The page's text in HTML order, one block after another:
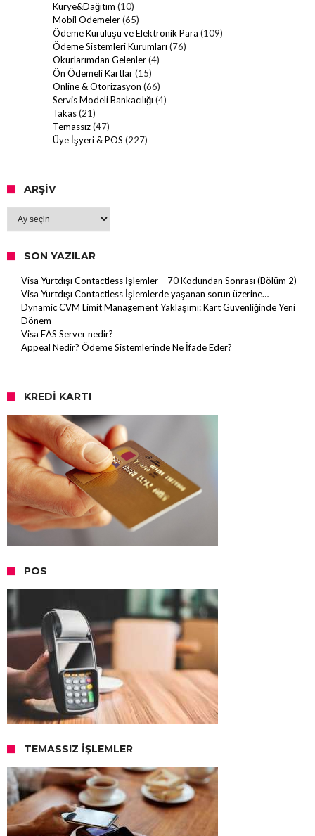
Kurye&Dağıtım (10)
Mobil Ödemeler(65)
Ödeme Kuruluşu ve Elektronik Para (109)
Ödeme Sistemleri Kurumları (76)
Okurlarımdan Gelenler(4)
Ön Ödemeli Kartlar(15)
Online & Otorizasyon (66)
Servis Modeli Bankacılığı (4)
Takas(21)
Temassız(47)
Üye İşyeri & POS (227)
ARŞIV
SON YAZILAR
Visa Yurtdışı Contactless İşlemler – 70 Kodundan Sonrası (Bölüm 2)
Visa Yurtdışı Contactless İşlemlerde yaşanan sorun üzerine…
Dynamic CVM Limit Management Yaklaşımı: Kart Güvenliğinde Yeni
Dönem
Visa EAS Server nedir?
Appeal Nedir? Ödeme Sistemlerinde Ne İfade Eder?
KREDI KARTI
POS
TEMASSIZ İŞLEMLER